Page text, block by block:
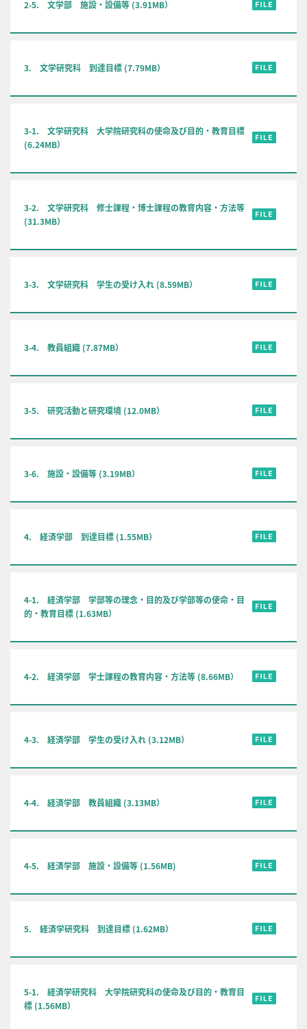
2-5. 文学部 施設・設備等 (3.91MB）
3. 文学研究科 到達目標 (7.79MB）
3-1. 文学研究科 大学院研究科の使命及び目的・教育目標
(6.24MB）
3-2. 文学研究科 修士課程・博士課程の教育内容・方法等
(31.3MB）
3-3. 文学研究科 学生の受け入れ (8.59MB）
3-4. 教員組織 (7.87MB）
3-5. 研究活動と研究環境 (12.0MB）
3-6. 施設・設備等 (3.19MB）
4. 経済学部 到達目標 (1.55MB）
4-1. 経済学部 学部等の理念・目的及び学部等の使命・目
的・教育目標 (1.63MB）
4-2. 経済学部 学士課程の教育内容・方法等 (8.66MB）
4-3. 経済学部 学生の受け入れ (3.12MB）
4-4. 経済学部 教員組織 (3.13MB）
4-5. 経済学部 施設・設備等 (1.56MB)
5. 経済学研究科 到達目標 (1.62MB）
5-1. 経済学研究科 大学院研究科の使命及び目的・教育目
標 (1.56MB）